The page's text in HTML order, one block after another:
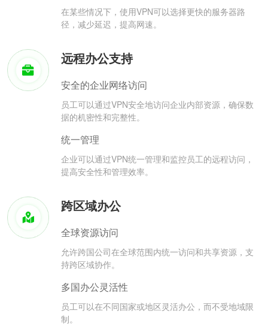
在某些情况下，使用VPN可以选择更快的服务器路
径，减少延迟，提高网速。
远程办公支持
安全的企业网络访问
员工可以通过VPN安全地访问企业内部资源，确保数
据的机密性和完整性。
统一管理
企业可以通过VPN统一管理和监控员工的远程访问，
提高安全性和管理效率。
跨区域办公
全球资源访问
允许跨国公司在全球范围内统一访问和共享资源，支
持跨区域协作。
多国办公灵活性
员工可以在不同国家或地区灵活办公，而不受地域限
制。